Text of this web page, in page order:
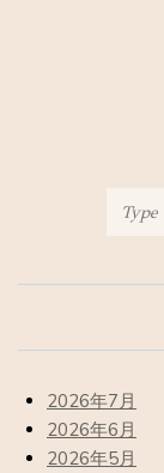
2026年7月
2026年6月
2026年5月